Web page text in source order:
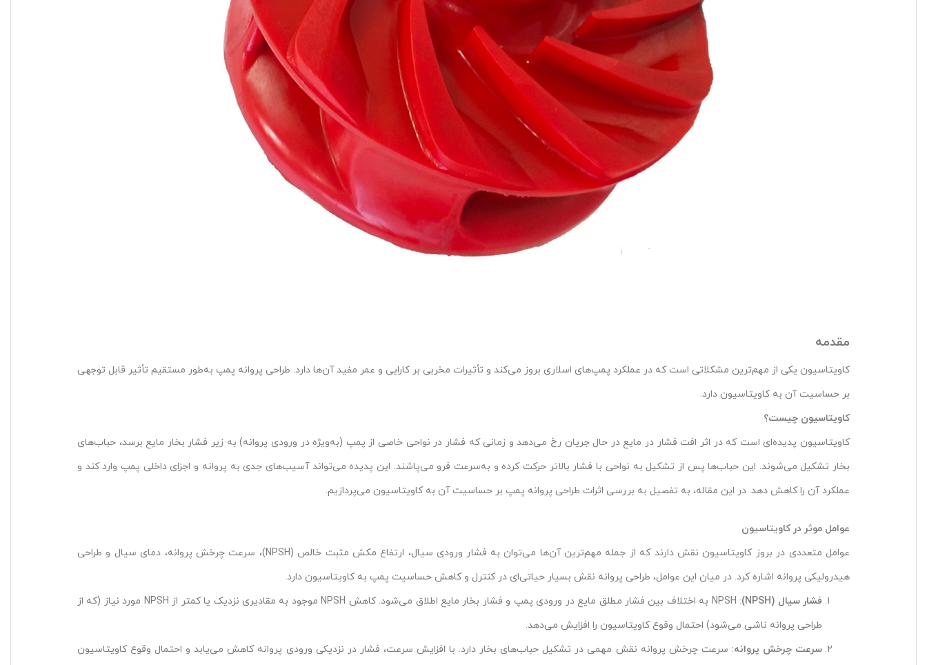
مقدمه
کاویتاسیون یکی از مهم‌ترین مشکلاتی است که در عملکرد پمپ‌های اسلاری بروز می‌کند و تأثیرات مخربی بر کارایی و عمر مفید آن‌ها دارد. طراحی پروانه پمپ به‌طور مستقیم تأثیر قابل توجهی
بر حساسیت آن به کاویتاسیون دارد.
کاویتاسیون چیست؟
کاویتاسیون پدیده‌ای است که در اثر افت فشار در مایع در حال جریان رخ می‌دهد و زمانی که فشار در نواحی خاصی از پمپ (به‌ویژه در ورودی پروانه) به زیر فشار بخار مایع برسد، حباب‌های
بخار تشکیل می‌شوند. این حباب‌ها پس از تشکیل به نواحی با فشار بالاتر حرکت کرده و به‌سرعت فرو می‌پاشند. این پدیده می‌تواند آسیب‌های جدی به پروانه و اجزای داخلی پمپ وارد کند و
عملکرد آن را کاهش دهد. در این مقاله، به تفصیل به بررسی اثرات طراحی پروانه پمپ بر حساسیت آن به کاویتاسیون می‌پردازیم.
عوامل موثر در کاویتاسیون
عوامل متعددی در بروز کاویتاسیون نقش دارند که از جمله مهم‌ترین آن‌ها می‌توان به فشار ورودی سیال، ارتفاع مکش مثبت خالص (NPSH)، سرعت چرخش پروانه، دمای سیال و طراحی
هیدرولیکی پروانه اشاره کرد. در میان این عوامل، طراحی پروانه نقش بسیار حیاتی‌ای در کنترل و کاهش حساسیت پمپ به کاویتاسیون دارد.
فشار سیال (NPSH)
: NPSH به اختلاف بین فشار مطلق مایع در ورودی پمپ و فشار بخار مایع اطلاق می‌شود. کاهش NPSH موجود به مقادیری نزدیک یا کمتر از NPSH مورد نیاز (که از
طراحی پروانه ناشی می‌شود) احتمال وقوع کاویتاسیون را افزایش می‌دهد.
سرعت چرخش پروانه: سرعت چرخش پروانه نقش مهمی در تشکیل حباب‌های بخار دارد. با افزایش سرعت، فشار در نزدیکی ورودی پروانه کاهش می‌یابد و احتمال وقوع کاویتاسیون